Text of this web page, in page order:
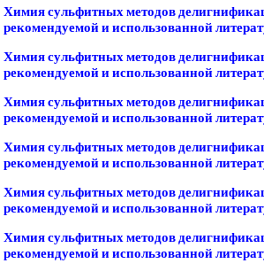
Химия сульфитных методов
рекомендуемой и использованной
Химия сульфитных методов
рекомендуемой и использованной
Химия сульфитных методов
рекомендуемой и использованной
Химия сульфитных методов
рекомендуемой и использованной
Химия сульфитных методов
рекомендуемой и использованной
Химия сульфитных методов
рекомендуемой и использованной